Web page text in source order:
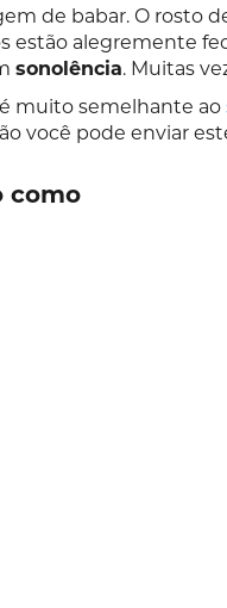
de babar. O rosto
estão alegremente
sonolência. Muitas
muito semelhante ao
você pode enviar
como